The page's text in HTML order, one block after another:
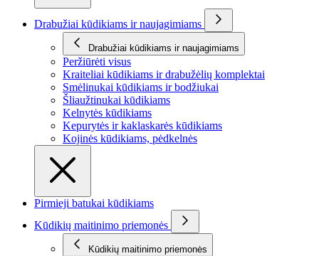
Drabužiai kūdikiams ir naujagimiams
Drabužiai kūdikiams ir naujagimiams
Peržiūrėti visus
Kraiteliai kūdikiams ir drabužėlių komplektai
Smėlinukai kūdikiams ir bodžiukai
Šliaužtinukai kūdikiams
Kelnytės kūdikiams
Kepurytės ir kaklaskarės kūdikiams
Kojinės kūdikiams, pėdkelnės
Pirmieji batukai kūdikiams
Kūdikių maitinimo priemonės
Kūdikių maitinimo priemonės